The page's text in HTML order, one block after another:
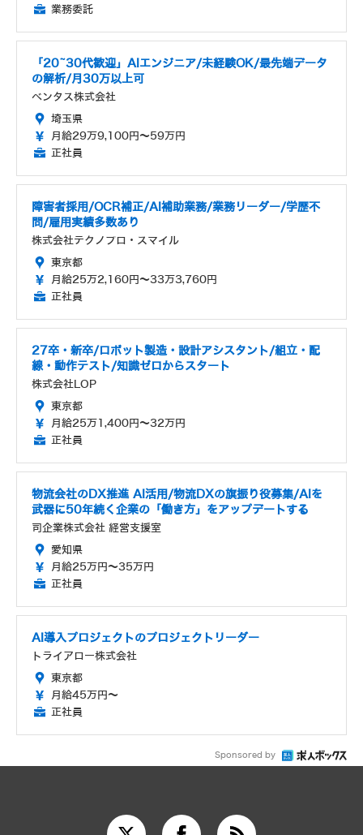
業務委託
「20~30代歓迎」AIエンジニア/未経験OK/最先端データ
の解析/月30万以上可
ベンタス株式会社
埼玉県
月給29万9,100円～59万円
正社員
障害者採用/OCR補正/AI補助業務/業務リーダー/学歴不
問/雇用実績多数あり
株式会社テクノプロ・スマイル
東京都
月給25万2,160円～33万3,760円
正社員
27卒・新卒/ロボット製造・設計アシスタント/組立・配
線・動作テスト/知識ゼロからスタート
株式会社LOP
東京都
月給25万1,400円～32万円
正社員
物流会社のDX推進 AI活用/物流DXの旗振り役募集/AIを
武器に50年続く企業の「働き方」をアップデートする
司企業株式会社 経営支援室
愛知県
月給25万円～35万円
正社員
AI導入プロジェクトのプロジェクトリーダー
トライアロー株式会社
東京都
月給45万円～
正社員
Sponsored by